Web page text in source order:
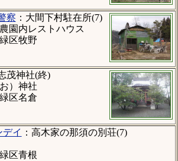
察 ：大間下村駐在所(7)
園内レストハウス
区牧野
茂神社(終)
）神社
区名倉
イ ：高木家の那須の別荘(7)
区青根